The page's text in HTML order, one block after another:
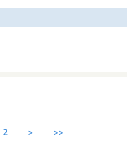
2 > >>